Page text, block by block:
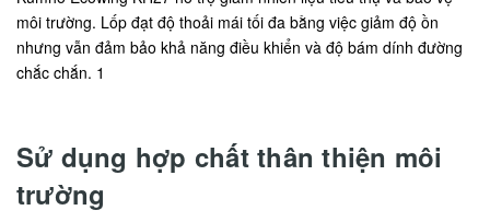
môi trường. Lốp đạt độ thoải mái tối đa bằng việc giảm độ ồn
nhưng vẫn đảm bảo khả năng điều khiển và độ bám dính đường
chắc chắn. 1
Sử dụng hợp chất thân thiện môi
trường